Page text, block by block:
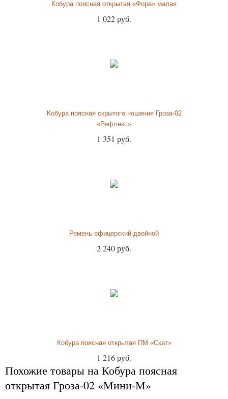
Кобура поясная открытая «Фора» малая
1 022 руб.
Кобура поясная скрытого ношения Гроза-02
«Рефлекс»
1 351 руб.
Ремень офицерский двойной
2 240 руб.
Кобура поясная открытая ПМ «Скат»
1 216 руб.
Похожие товары на Кобура поясная
открытая Гроза-02 «Мини-М»